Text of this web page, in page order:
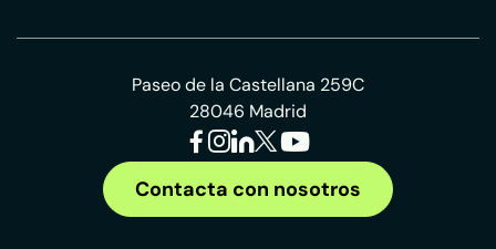
Paseo de la Castellana 259C
28046 Madrid
Contacta con nosotros